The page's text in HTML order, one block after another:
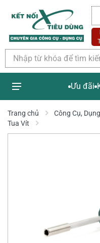
Ưu đãi
Trang chủ Công Cụ,
Tua Vít